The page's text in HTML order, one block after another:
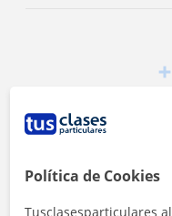
Política de Cookies
Tusclasesparticulares